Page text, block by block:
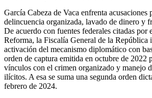
García Cabeza de Vaca enfrenta acusaciones
delincuencia organizada, lavado de dinero y
De acuerdo con fuentes federales citadas por
Reforma, la Fiscalía General de la República
activación del mecanismo diplomático con
orden de captura emitida en octubre de 2022
vínculos con el crimen organizado y manejo
ilícitos. A esa se suma una segunda orden
febrero de 2024.